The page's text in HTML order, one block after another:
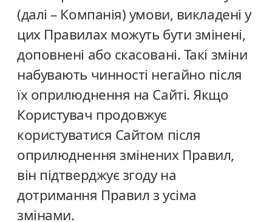
(далі – Компанія) умови, викладені у
цих Правилах можуть бути змінені,
доповнені або скасовані. Такі зміни
набувають чинності негайно після
їх оприлюднення на Сайті. Якщо
Користувач продовжує
користуватися Сайтом після
оприлюднення змінених Правил,
він підтверджує згоду на
дотримання Правил з усіма
змінами.